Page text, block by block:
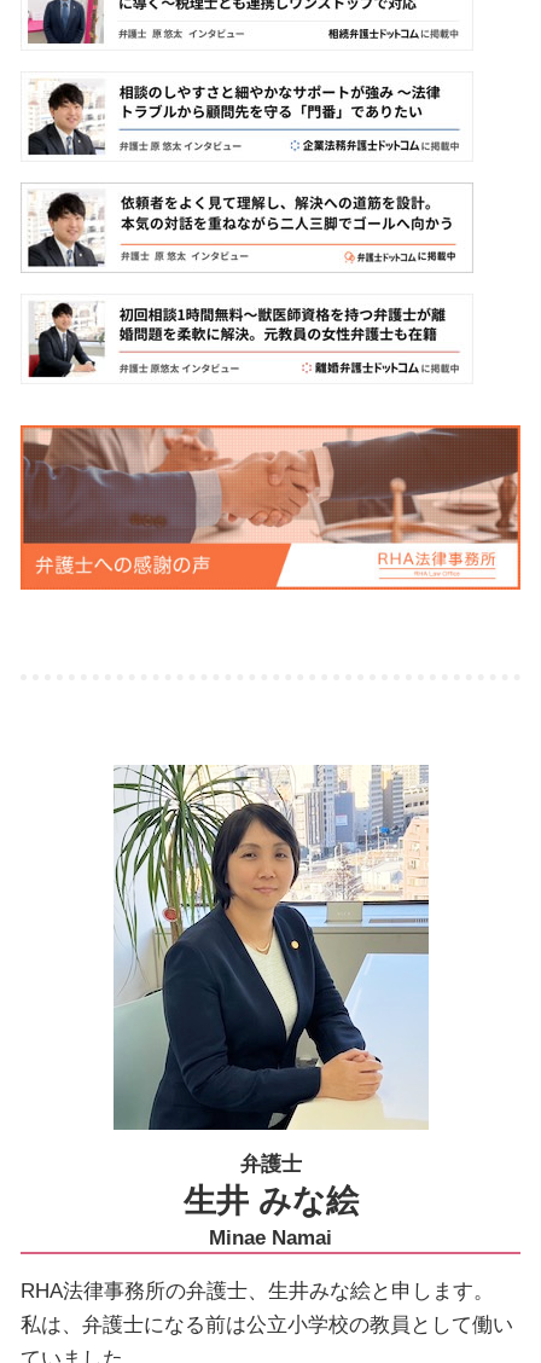
弁護士
生井 みな絵
Minae Namai
RHA法律事務所の弁護士、生井みな絵と申します。
私は、弁護士になる前は公立小学校の教員として働い
ていました。